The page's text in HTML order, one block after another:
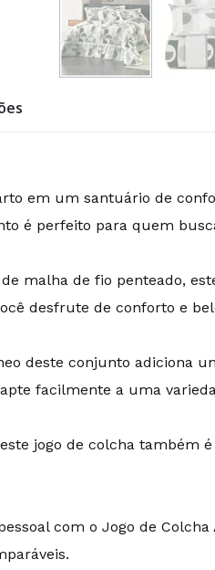
em um santuário de
é perfeito para quem
malha de fio penteado,
desfrute de conforto e
deste conjunto adiciona
facilmente a uma
jogo de colcha também
com o Jogo de